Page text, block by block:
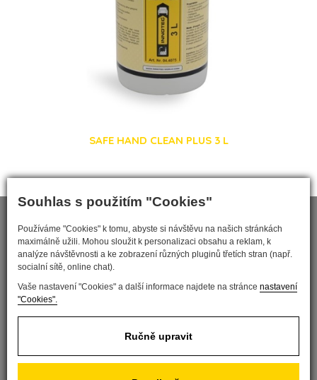
Souhlas s použitím "Cookies"
Používáme "Cookies" k tomu, abyste si návštěvu na našich stránkách
maximálně užili. Mohou sloužit k personalizaci obsahu a reklam, k
analýze návštěvnosti a ke zobrazení různých pluginů třetích stran (např.
socialní sítě, online chat).
Vaše nastavení "Cookies" a další informace najdete na stránce nastavení
"Cookies".
Ručně upravit
SAFE HAND CLEAN PLUS 3 L